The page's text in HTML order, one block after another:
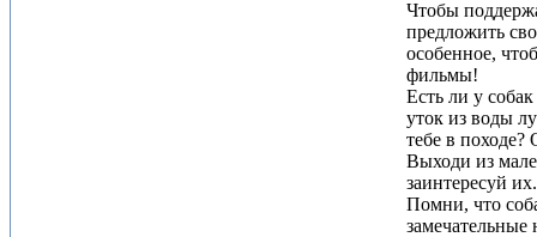
Чтобы
предложить
особенное,
фильмы!
Есть ли у
уток из воды
тебе в
Выходи из
заинтересуй
Помни, что